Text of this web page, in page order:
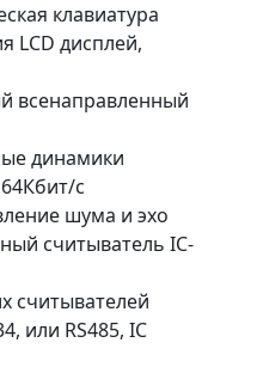
клавиатура
LCD дисплей,
всенаправленный
динамики
с
шума и эхо
считыватель IC-
считывателей
или RS485, IC